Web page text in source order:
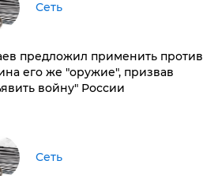
Сеть
предложил применить против
его же "оружие", призвав
войну" России
Сеть